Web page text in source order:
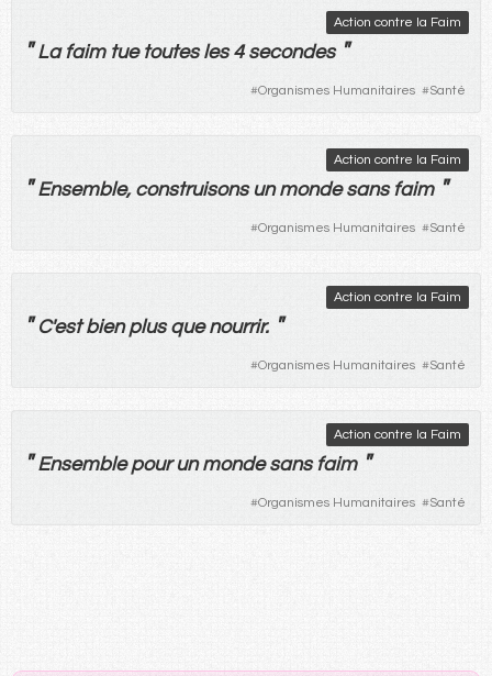
Action contre la Faim
"La faim tue toutes les4secondes "
#Organismes Humanitaires #Santé
Action contre la Faim
" Ensemble, construisons un monde sans faim "
#Organismes Humanitaires #Santé
Action contre la Faim
"C'est bien plus que nourrir. "
#Organismes Humanitaires #Santé
Action contre la Faim
" Ensemble pour un monde sans faim "
#Organismes Humanitaires #Santé